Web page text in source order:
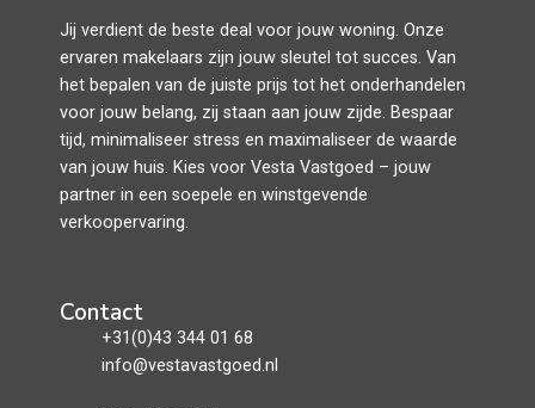
Jij verdient de beste deal voor jouw woning. Onze
ervaren makelaars zijn jouw sleutel tot succes. Van
het bepalen van de juiste prijs tot het onderhandelen
voor jouw belang, zij staan aan jouw zijde. Bespaar
tijd, minimaliseer stress en maximaliseer de waarde
van jouw huis. Kies voor Vesta Vastgoed – jouw
partner in een soepele en winstgevende
verkoopervaring.
Contact
+31(0)43 344 01 68
info@vestavastgoed.nl